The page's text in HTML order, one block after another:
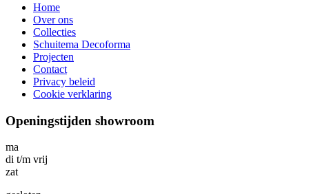
Home
Over ons
Collecties
Schuitema Decoforma
Projecten
Contact
Privacy beleid
Cookie verklaring
Openingstijden showroom
ma
di t/m vrij
zat